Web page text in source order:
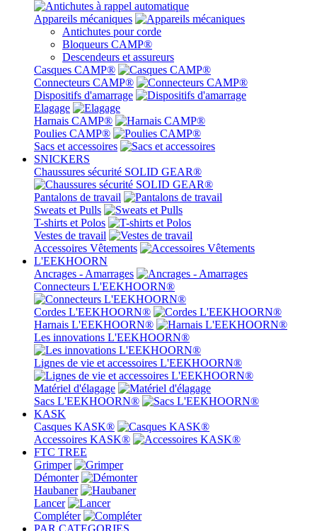
Appareils mécaniques
Antichutes pour corde
Bloqueurs CAMP®
Descendeurs et assureurs
Casques CAMP®
Connecteurs CAMP®
Dispositifs d'amarrage
Elagage
Harnais CAMP®
Poulies CAMP®
Sacs et accessoires
SNICKERS
Chaussures sécurité SOLID GEAR®
Pantalons de travail
Sweats et Pulls
T-shirts et Polos
Vestes de travail
Accessoires Vêtements
L'EEKHOORN
Ancrages - Amarrages
Connecteurs L'EEKHOORN®
Cordes L'EEKHOORN®
Harnais L'EEKHOORN®
Les innovations L'EEKHOORN®
Lignes de vie et accessoires L'EEKHOORN®
Matériel d'élagage
Sacs L'EEKHOORN®
KASK
Casques KASK®
Accessoires KASK®
FTC TREE
Grimper
Démonter
Haubaner
Lancer
Compléter
PAR CATEGORIES